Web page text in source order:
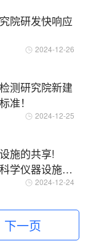
院研发快响应
2024-12-26
测研究院新建
准！
2024-12-25
施的共享!
学仪器设施联
订!
2024-12-24
下一页